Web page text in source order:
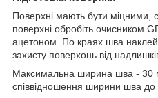
Поверхні мають бути міцними,
поверхні обробіть очисником
ацетоном. По краях шва
захисту поверхонь від
Максимальна ширина шва - 30
співвідношення ширини шва до